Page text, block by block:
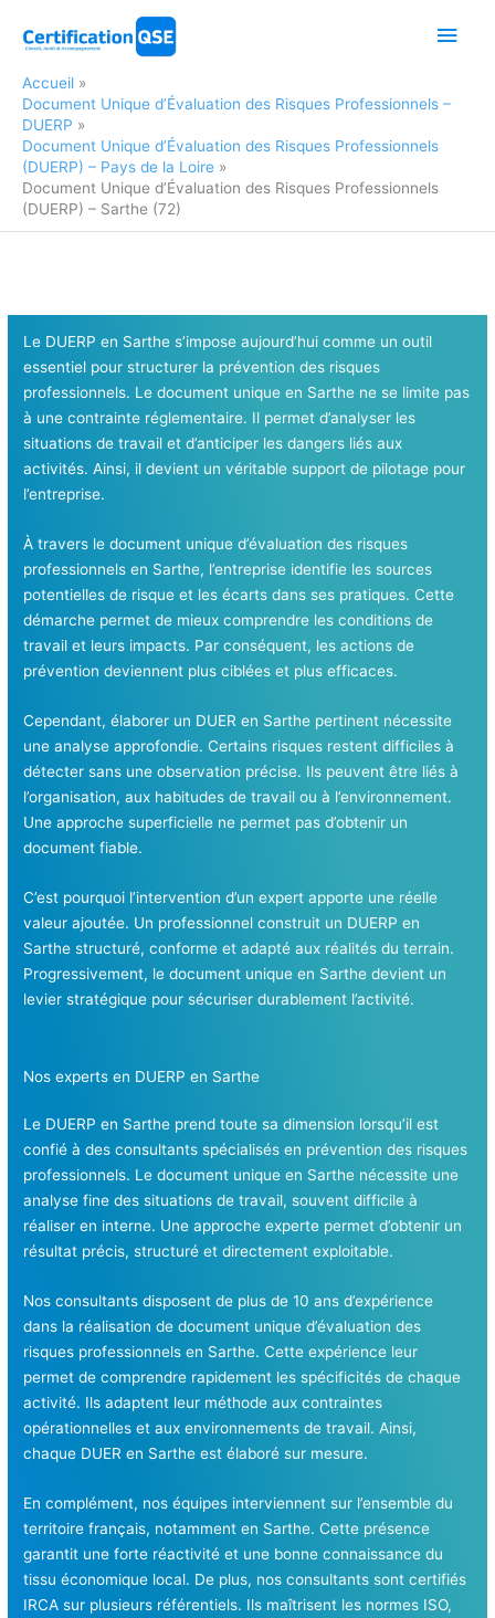
Accueil
Document Unique d’Évaluation des Risques Professionnels –
DUERP
Document Unique d’Évaluation des Risques Professionnels
(DUERP) – Pays de la Loire
Document Unique d’Évaluation des Risques Professionnels
(DUERP) – Sarthe (72)
Le DUERP en Sarthe s’impose aujourd’hui comme un outil
essentiel pour structurer la prévention des risques
professionnels. Le document unique en Sarthe ne se limite pas
à une contrainte réglementaire. Il permet d’analyser les
situations de travail et d’anticiper les dangers liés aux
activités. Ainsi, il devient un véritable support de pilotage pour
l’entreprise.
À travers le document unique d’évaluation des risques
professionnels en Sarthe, l’entreprise identifie les sources
potentielles de risque et les écarts dans ses pratiques. Cette
démarche permet de mieux comprendre les conditions de
travail et leurs impacts. Par conséquent, les actions de
prévention deviennent plus ciblées et plus efficaces.
Cependant, élaborer un DUER en Sarthe pertinent nécessite
une analyse approfondie. Certains risques restent difficiles à
détecter sans une observation précise. Ils peuvent être liés à
l’organisation, aux habitudes de travail ou à l’environnement.
Une approche superficielle ne permet pas d’obtenir un
document fiable.
C’est pourquoi l’intervention d’un expert apporte une réelle
valeur ajoutée. Un professionnel construit un DUERP en
Sarthe structuré, conforme et adapté aux réalités du terrain.
Progressivement, le document unique en Sarthe devient un
levier stratégique pour sécuriser durablement l’activité.
Nos experts en DUERP en Sarthe
Le DUERP en Sarthe prend toute sa dimension lorsqu’il est
confié à des consultants spécialisés en prévention des risques
professionnels. Le document unique en Sarthe nécessite une
analyse fine des situations de travail, souvent difficile à
réaliser en interne. Une approche experte permet d’obtenir un
résultat précis, structuré et directement exploitable.
Nos consultants disposent de plus de 10 ans d’expérience
dans la réalisation de document unique d’évaluation des
risques professionnels en Sarthe. Cette expérience leur
permet de comprendre rapidement les spécificités de chaque
activité. Ils adaptent leur méthode aux contraintes
opérationnelles et aux environnements de travail. Ainsi,
chaque DUER en Sarthe est élaboré sur mesure.
En complément, nos équipes interviennent sur l’ensemble du
territoire français, notamment en Sarthe. Cette présence
garantit une forte réactivité et une bonne connaissance du
tissu économique local. De plus, nos consultants sont certifiés
IRCA sur plusieurs référentiels. Ils maîtrisent les normes ISO,